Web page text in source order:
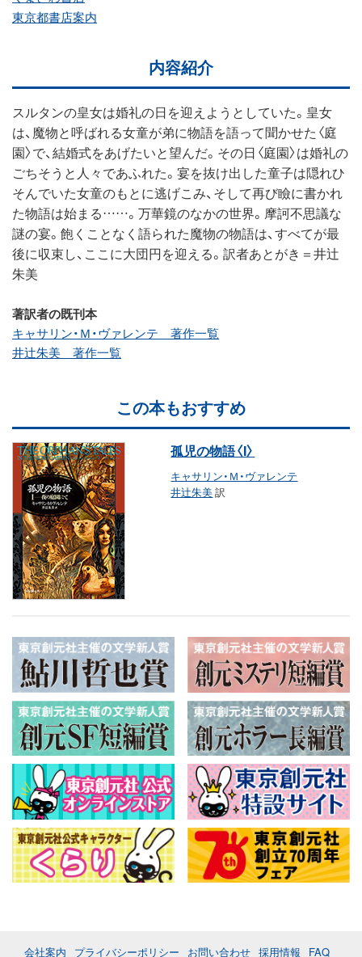
東京都書店案内
内容紹介
スルタンの皇女は婚礼の日を迎えようとしていた。皇女
は、魔物と呼ばれる女童が弟に物語を語って聞かせた〈庭
園〉で、結婚式をあげたいと望んだ。その日〈庭園〉は婚礼の
ごちそうと人々であふれた。宴を抜け出した童子は隠れひ
そんでいた女童のもとに逃げこみ、そして再び瞼に書かれ
た物語は始まる……。万華鏡のなかの世界。摩訶不思議な
謎の宴。飽くことなく語られた魔物の物語は、すべてが最
後に収束し、ここに大団円を迎える。訳者あとがき＝井辻
朱美
著訳者の既刊本
キャサリン・Ｍ・ヴァレンテ 著作一覧
井辻朱美 著作一覧
この本もおすすめ
孤児の物語〈I〉
キャサリン・Ｍ・ヴァレンテ
井辻朱美訳
会社案内 プライバシーポリシー お問い合わせ 採用情報 FAQ